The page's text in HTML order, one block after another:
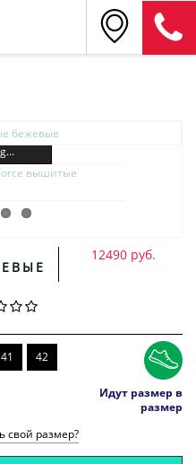
12490 руб.
41 42
Идут размер в
размер
свой размер?